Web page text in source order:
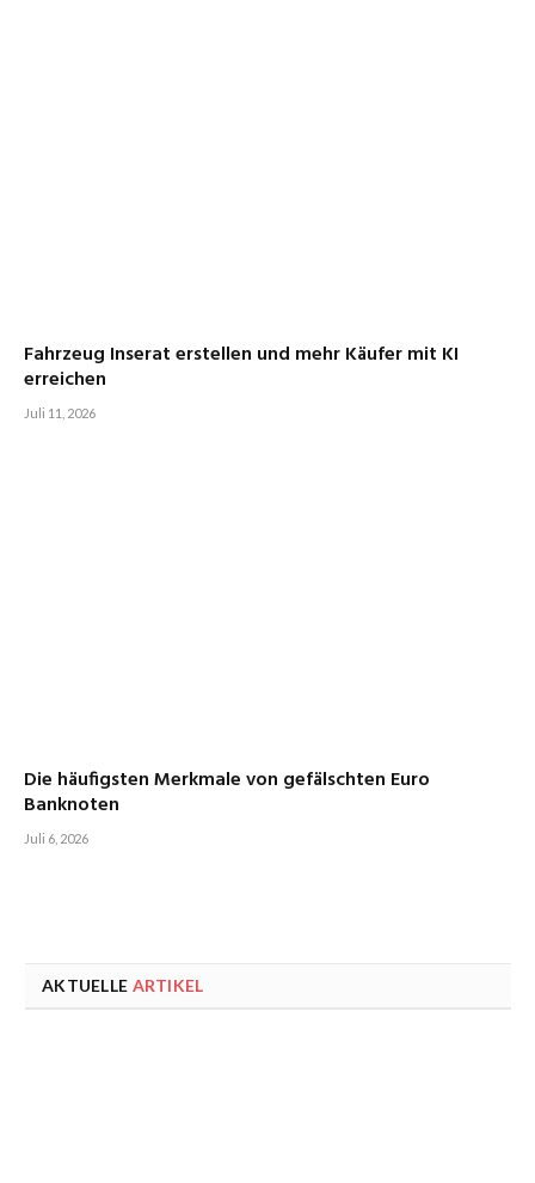
Fahrzeug Inserat erstellen und mehr Käufer mit KI
erreichen
Juli 11, 2026
Die häufigsten Merkmale von gefälschten Euro
Banknoten
Juli 6, 2026
AKTUELLE ARTIKEL